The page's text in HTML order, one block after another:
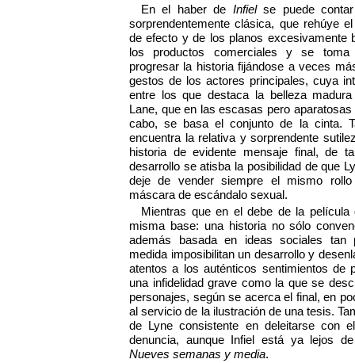
En el haber de Infielse puede
sorprendentemente clásica, que rehúye
de efecto y de los planos excesivamente
los productos comerciales y se
progresar la historia fijándose a veces
gestos de los actores principales, cuya
entre los que destaca la belleza
Lane, que en las escasas pero
cabo, se basa el conjunto de la cinta.
encuentra la relativa y sorprendente
historia de evidente mensaje final, de
desarrollo se atisba la posibilidad de que
deje de vender siempre el mismo rollo
máscara de escándalo sexual.
Mientras que en el debe de la película
misma base: una historia no sólo
además basada en ideas sociales tan
medida imposibilitan un desarrollo y
atentos a los auténticos sentimientos de
una infidelidad grave como la que se
personajes, según se acerca el final, en
al servicio de la ilustración de una tesis.
de Lyne consistente en deleitarse con
denuncia, aunque Infiel está ya lejos
Nueves semanas y media.